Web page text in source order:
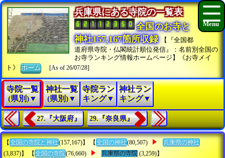
兵庫県にある寺院の一覧表
全国のお寺と
神社157,167箇所収録
【『全国都
道府県寺院・仏閣統計順位発信』：名前別全国の
お寺ランキング情報ホームページ】《お寺メイ
ト》ホーム [As of 26/07/28]
寺院一覧
(県別)▼
神社一覧
(県別)▼
寺院ラン
キング▼
神社ラン
キング▼
27.『大阪府』 29.『奈良県』
【 全国の寺院と神社(157,167)】 【 全国の神社(80,507)
兵庫県の神社
(3,837)】 【 全国の寺院(76,660) 兵庫県の寺院 (3,259)】